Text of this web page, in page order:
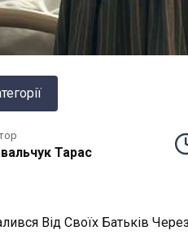
Тарас
Від Своїх Батьків